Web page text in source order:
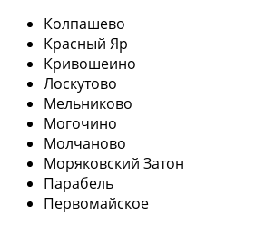
Колпашево
Красный Яр
Кривошеино
Лоскутово
Мельниково
Могочино
Молчаново
Моряковский Затон
Парабель
Первомайское